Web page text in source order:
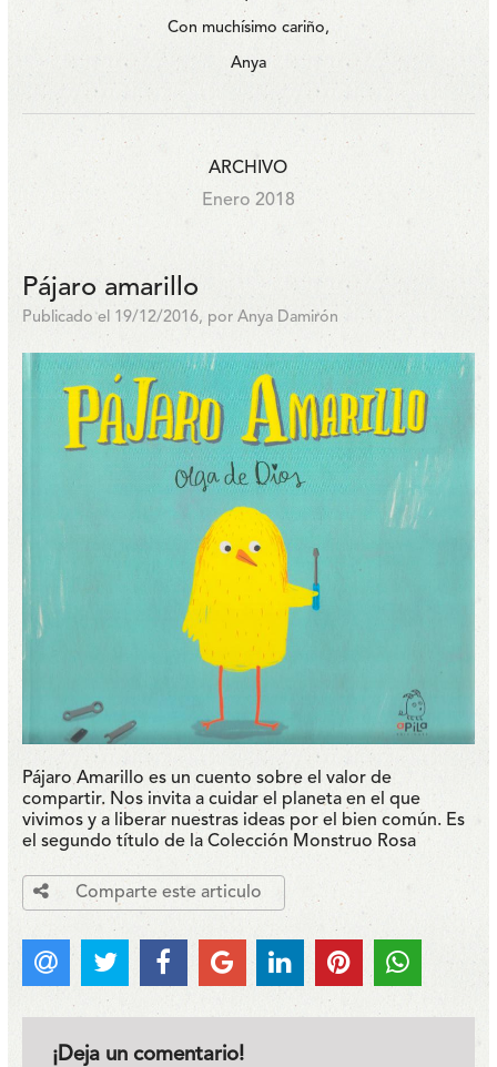
Con muchísimo cariño,
Anya
ARCHIVO
Enero 2018
Pájaro amarillo
Publicado el 19/12/2016, por Anya Damirón
Pájaro Amarillo es un cuento sobre el valor de
compartir. Nos invita a cuidar el planeta en el que
vivimos y a liberar nuestras ideas por el bien común. Es
el segundo título de la Colección Monstruo Rosa
Comparte este articulo
¡Deja un comentario!